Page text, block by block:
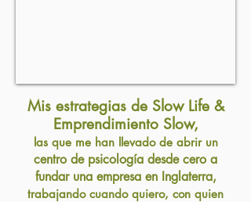
Mis estrategias de Slow Life &
Emprendimiento Slow,
las que me han llevado de abrir un
centro de psicología desde cero a
fundar una empresa en Inglaterra,
trabajando cuando quiero, con quien